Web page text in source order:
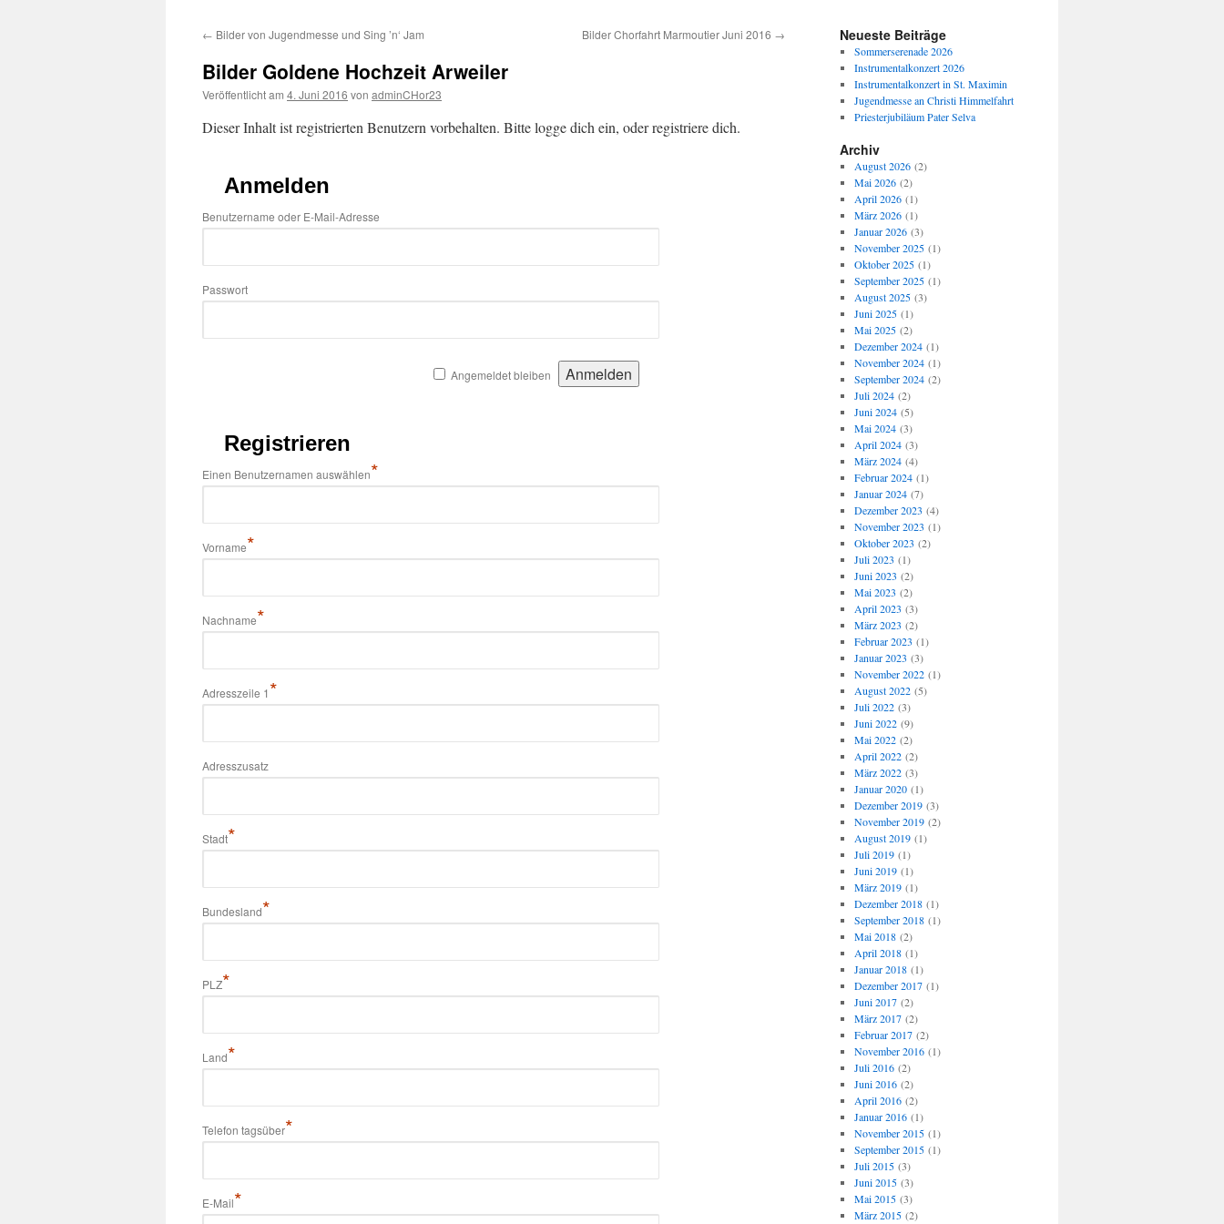
← Bilder von Jugendmesse und Sing ’n‘ Jam Bilder Chorfahrt Marmoutier Juni 2016 →
Bilder Goldene Hochzeit Arweiler
Veröffentlicht am 4. Juni 2016 von adminCHor23
Dieser Inhalt ist registrierten Benutzern vorbehalten. Bitte logge dich ein, oder registriere dich.
Anmelden
Benutzername oder E-Mail-Adresse
Passwort
Angemeldet bleiben
Registrieren
Einen Benutzernamen auswählen*
Vorname*
Nachname*
Adresszeile 1 *
Adresszusatz
Stadt*
Bundesland*
PLZ*
Land*
Telefon tagsüber*
E-Mail*
Neueste Beiträge
Sommerserenade 2026
Instrumentalkonzert 2026
Instrumentalkonzert in St. Maximin
Jugendmesse an Christi Himmelfahrt
Priesterjubiläum Pater Selva
Archiv
August 2026(2)
Mai 2026(2)
April 2026(1)
März 2026(1)
Januar 2026(3)
November 2025(1)
Oktober 2025(1)
September 2025(1)
August 2025(3)
Juni 2025(1)
Mai 2025(2)
Dezember 2024(1)
November 2024(1)
September 2024(2)
Juli 2024(2)
Juni 2024(5)
Mai 2024(3)
April 2024(3)
März 2024(4)
Februar 2024(1)
Januar 2024(7)
Dezember 2023 (4)
November 2023 (1)
Oktober 2023 (2)
Juli 2023 (1)
Juni 2023 (2)
Mai 2023 (2)
April 2023 (3)
März 2023 (2)
Februar 2023 (1)
Januar 2023 (3)
November 2022(1)
August 2022(5)
Juli 2022(3)
Juni 2022(9)
Mai 2022(2)
April 2022(2)
März 2022(3)
Januar 2020(1)
Dezember 2019(3)
November 2019(2)
August 2019(1)
Juli 2019(1)
Juni 2019(1)
März 2019(1)
Dezember 2018(1)
September 2018(1)
Mai 2018(2)
April 2018(1)
Januar 2018(1)
Dezember 2017(1)
Juni 2017(2)
März 2017(2)
Februar 2017(2)
November 2016(1)
Juli 2016(2)
Juni 2016(2)
April 2016(2)
Januar 2016(1)
November 2015(1)
September 2015(1)
Juli 2015(3)
Juni 2015(3)
Mai 2015(3)
März 2015(2)